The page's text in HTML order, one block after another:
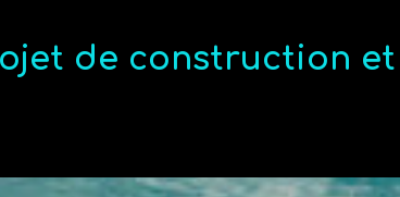
de construction et